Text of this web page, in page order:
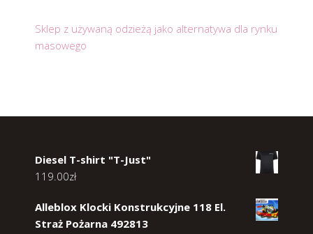
Sklep z używaną odzieżą jako alternatywa dla rynku
masowego
Diesel T-shirt "T-Just"
119.00zł
Alleblox Klocki Konstrukcyjne 118 El.
Straż Pożarna 492813